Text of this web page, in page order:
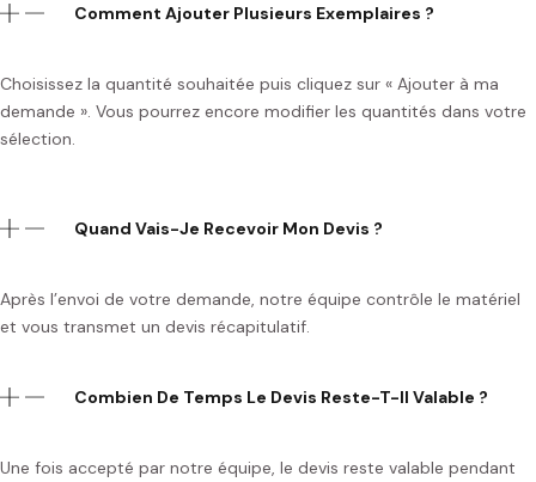
Comment Ajouter Plusieurs Exemplaires ?
Choisissez la quantité souhaitée puis cliquez sur « Ajouter à ma
demande ». Vous pourrez encore modifier les quantités dans votre
sélection.
Quand Vais-Je Recevoir Mon Devis ?
Après l’envoi de votre demande, notre équipe contrôle le matériel
et vous transmet un devis récapitulatif.
Combien De Temps Le Devis Reste-T-Il Valable ?
Une fois accepté par notre équipe, le devis reste valable pendant